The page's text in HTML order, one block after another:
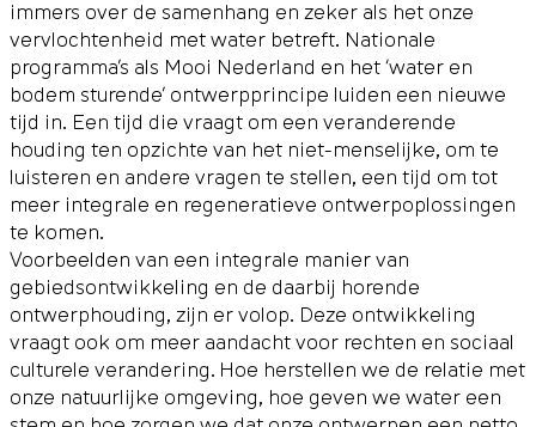
immers over de samenhang en zeker als het onze
vervlochtenheid met water betreft. Nationale
programma’s als Mooi Nederland en het ‘water en
bodem sturende’ ontwerpprincipe luiden een nieuwe
tijd in. Een tijd die vraagt om een veranderende
houding ten opzichte van het niet-menselijke, om te
luisteren en andere vragen te stellen, een tijd om tot
meer integrale en regeneratieve ontwerpoplossingen
te komen.
Voorbeelden van een integrale manier van
gebiedsontwikkeling en de daarbij horende
ontwerphouding, zijn er volop. Deze ontwikkeling
vraagt ook om meer aandacht voor rechten en sociaal
culturele verandering. Hoe herstellen we de relatie met
onze natuurlijke omgeving, hoe geven we water een